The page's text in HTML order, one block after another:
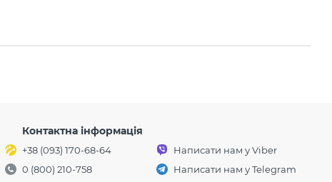
Контактна інформація
+38 (093) 170-68-64
0 (800) 210-758
Написати нам у Viber
Написати нам у Telegram